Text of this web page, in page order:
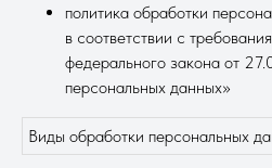
политика обработки
в соответствии с
федерального закона от
персональных данных»
Виды обработки персональных